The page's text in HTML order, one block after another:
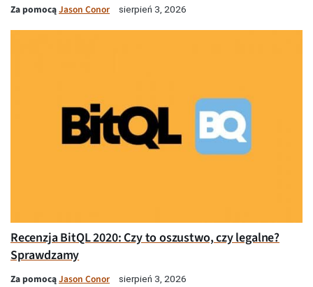
Za pomocąJason Conor sierpień 3, 2026
Recenzja BitQL 2020: Czy to oszustwo, czy legalne?
Sprawdzamy
Za pomocąJason Conor sierpień 3, 2026